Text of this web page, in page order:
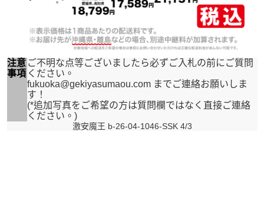
注意
事項
ご不明な点等ございましたら必ずご入札の前にご質問
ください。
fukuoka@gekiyasumaou.com までご連絡お願いしま
す！
(*追加写真をご希望の方は質問欄ではなく直接ご連絡
ください。)
激安魔王 b-26-04-1046-SSK 4/3